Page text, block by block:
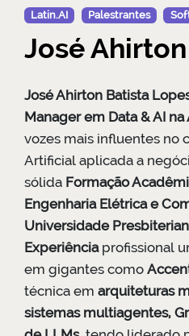
Latin.AI Palestrantes
José
José Ahirton Batista
Manager em Data & AI
vozes mais influentes no
Artificial aplicada a
sólida Formação
Engenharia Elétrica e
Universidade
Experiênciaprofissional
em gigantes como
técnica em arquiteturas
sistemas multiagentes,